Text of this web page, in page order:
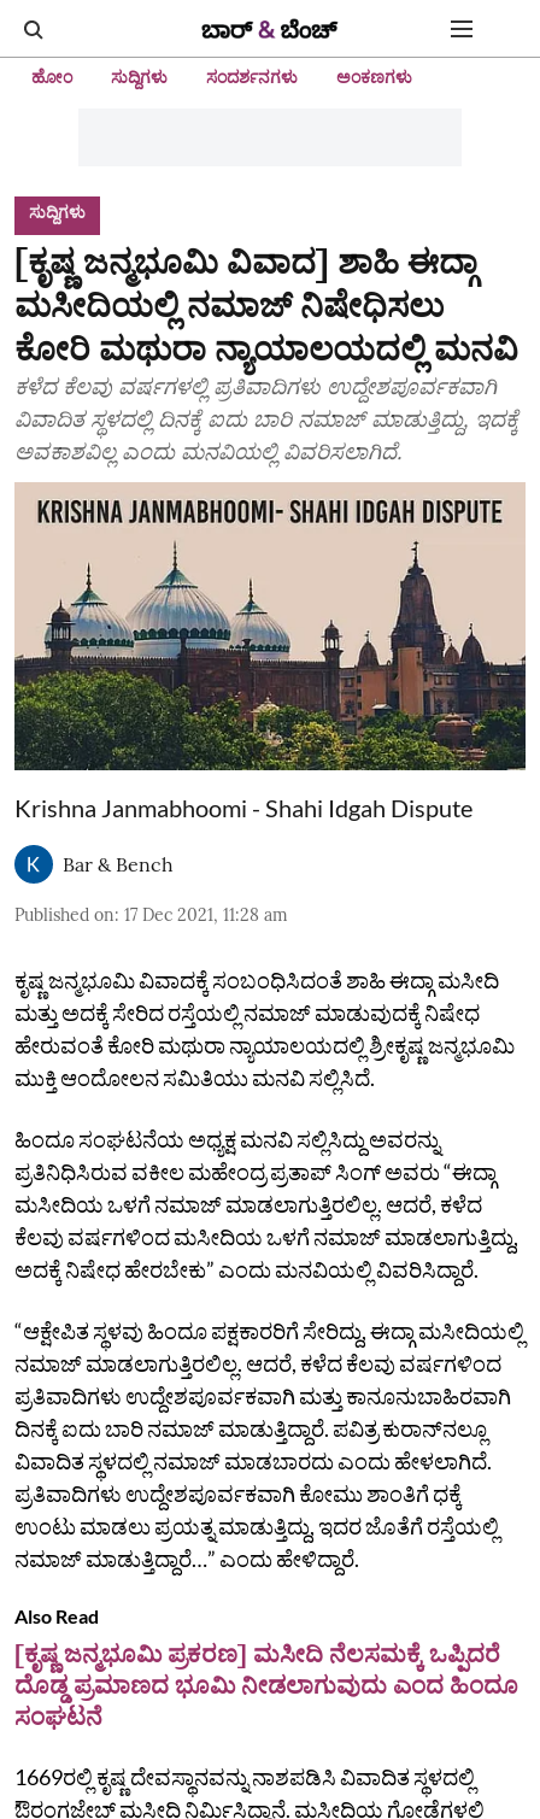
ಹೋಂ ಸುದ್ದಿಗಳು ಸಂದರ್ಶನಗಳು ಅಂಕಣಗಳು
ಸುದ್ದಿಗಳು
[ಕೃಷ್ಣ ಜನ್ಮಭೂಮಿ ವಿವಾದ] ಶಾಹಿ ಈದ್ಗಾ
ಮಸೀದಿಯಲ್ಲಿ ನಮಾಜ್‌ ನಿಷೇಧಿಸಲು
ಕೋರಿ ಮಥುರಾ ನ್ಯಾಯಾಲಯದಲ್ಲಿ ಮನವಿ
ಕಳೆದ ಕೆಲವು ವರ್ಷಗಳಲ್ಲಿ ಪ್ರತಿವಾದಿಗಳು ಉದ್ದೇಶಪೂರ್ವಕವಾಗಿ
ವಿವಾದಿತ ಸ್ಥಳದಲ್ಲಿ ದಿನಕ್ಕೆ ಐದು ಬಾರಿ ನಮಾಜ್‌ ಮಾಡುತ್ತಿದ್ದು, ಇದಕ್ಕೆ
ಅವಕಾಶವಿಲ್ಲ ಎಂದು ಮನವಿಯಲ್ಲಿ ವಿವರಿಸಲಾಗಿದೆ.
Krishna Janmabhoomi - Shahi Idgah Dispute
Bar & Bench
Published on: 17 Dec 2021, 11:28 am
ಕೃಷ್ಣ ಜನ್ಮಭೂಮಿ ವಿವಾದಕ್ಕೆ ಸಂಬಂಧಿಸಿದಂತೆ ಶಾಹಿ ಈದ್ಗಾ ಮಸೀದಿ
ಮತ್ತು ಅದಕ್ಕೆ ಸೇರಿದ ರಸ್ತೆಯಲ್ಲಿ ನಮಾಜ್‌ ಮಾಡುವುದಕ್ಕೆ ನಿಷೇಧ
ಹೇರುವಂತೆ ಕೋರಿ ಮಥುರಾ ನ್ಯಾಯಾಲಯದಲ್ಲಿ ಶ್ರೀಕೃಷ್ಣ ಜನ್ಮಭೂಮಿ
ಮುಕ್ತಿ ಆಂದೋಲನ ಸಮಿತಿಯು ಮನವಿ ಸಲ್ಲಿಸಿದೆ.
ಹಿಂದೂ ಸಂಘಟನೆಯ ಅಧ್ಯಕ್ಷ ಮನವಿ ಸಲ್ಲಿಸಿದ್ದು ಅವರನ್ನು
ಪ್ರತಿನಿಧಿಸಿರುವ ವಕೀಲ ಮಹೇಂದ್ರ ಪ್ರತಾಪ್‌ ಸಿಂಗ್‌ ಅವರು “ಈದ್ಗಾ
ಮಸೀದಿಯ ಒಳಗೆ ನಮಾಜ್‌ ಮಾಡಲಾಗುತ್ತಿರಲಿಲ್ಲ. ಆದರೆ, ಕಳೆದ
ಕೆಲವು ವರ್ಷಗಳಿಂದ ಮಸೀದಿಯ ಒಳಗೆ ನಮಾಜ್‌ ಮಾಡಲಾಗುತ್ತಿದ್ದು,
ಅದಕ್ಕೆ ನಿಷೇಧ ಹೇರಬೇಕು” ಎಂದು ಮನವಿಯಲ್ಲಿ ವಿವರಿಸಿದ್ದಾರೆ.
“ಆಕ್ಷೇಪಿತ ಸ್ಥಳವು ಹಿಂದೂ ಪಕ್ಷಕಾರರಿಗೆ ಸೇರಿದ್ದು, ಈದ್ಗಾ ಮಸೀದಿಯಲ್ಲಿ
ನಮಾಜ್‌ ಮಾಡಲಾಗುತ್ತಿರಲಿಲ್ಲ. ಆದರೆ, ಕಳೆದ ಕೆಲವು ವರ್ಷಗಳಿಂದ
ಪ್ರತಿವಾದಿಗಳು ಉದ್ದೇಶಪೂರ್ವಕವಾಗಿ ಮತ್ತು ಕಾನೂನುಬಾಹಿರವಾಗಿ
ದಿನಕ್ಕೆ ಐದು ಬಾರಿ ನಮಾಜ್‌ ಮಾಡುತ್ತಿದ್ದಾರೆ. ಪವಿತ್ರ ಕುರಾನ್‌ನಲ್ಲೂ
ವಿವಾದಿತ ಸ್ಥಳದಲ್ಲಿ ನಮಾಜ್‌ ಮಾಡಬಾರದು ಎಂದು ಹೇಳಲಾಗಿದೆ.
ಪ್ರತಿವಾದಿಗಳು ಉದ್ದೇಶಪೂರ್ವಕವಾಗಿ ಕೋಮು ಶಾಂತಿಗೆ ಧಕ್ಕೆ
ಉಂಟು ಮಾಡಲು ಪ್ರಯತ್ನ ಮಾಡುತ್ತಿದ್ದು, ಇದರ ಜೊತೆಗೆ ರಸ್ತೆಯಲ್ಲಿ
ನಮಾಜ್‌ ಮಾಡುತ್ತಿದ್ದಾರೆ…” ಎಂದು ಹೇಳಿದ್ದಾರೆ.
Also Read
[ಕೃಷ್ಣ ಜನ್ಮಭೂಮಿ ಪ್ರಕರಣ] ಮಸೀದಿ ನೆಲಸಮಕ್ಕೆ ಒಪ್ಪಿದರೆ
ದೊಡ್ಡ ಪ್ರಮಾಣದ ಭೂಮಿ ನೀಡಲಾಗುವುದು ಎಂದ ಹಿಂದೂ
ಸಂಘಟನೆ
1669ರಲ್ಲಿ ಕೃಷ್ಣ ದೇವಸ್ಥಾನವನ್ನು ನಾಶಪಡಿಸಿ ವಿವಾದಿತ ಸ್ಥಳದಲ್ಲಿ
ಔರಂಗಜೇಬ್‌ ಮಸೀದಿ ನಿರ್ಮಿಸಿದ್ದಾನೆ. ಮಸೀದಿಯ ಗೋಡೆಗಳಲ್ಲಿ